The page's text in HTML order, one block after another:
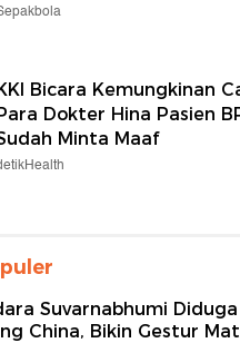
Bicara Kemungkinan
Dokter Hina Pasien
Minta Maaf
Suvarnabhumi Diduga
China, Bikin Gestur